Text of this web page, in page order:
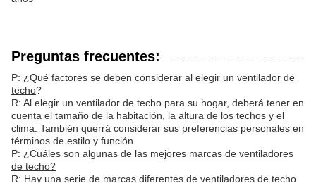
Preguntas frecuentes:
P: ¿Qué factores se deben considerar al elegir un ventilador de
techo?
R: Al elegir un ventilador de techo para su hogar, deberá tener en
cuenta el tamaño de la habitación, la altura de los techos y el
clima. También querrá considerar sus preferencias personales en
términos de estilo y función.
P: ¿Cuáles son algunas de las mejores marcas de ventiladores
de techo?
R: Hay una serie de marcas diferentes de ventiladores de techo